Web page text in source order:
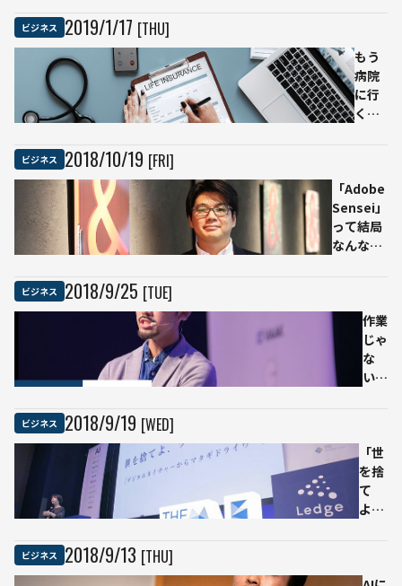
世
界
で
再
る
ア
ウ
ト
掛
け
人
が
IT
活
用
ビジネス 2019/1/17 [THU]
もう
病院
に行
く必
クタ
ー”と
人間
が共
ビジネス 2018/10/19 [FRI]
「Adobe
Sensei」
って結局
なんな
バンジェ
リストに
聞いてき
た
ビジネス 2018/9/25 [TUE]
作業
じゃ
な
い、
だ。
アノ
テー
ショ
ビジネス 2018/9/19 [WED]
「世
を捨
て
よ、
ビジネス 2018/9/13 [THU]